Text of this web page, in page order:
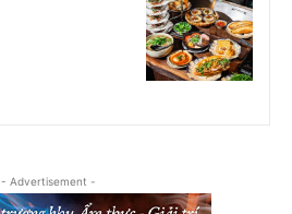
- Advertisement -